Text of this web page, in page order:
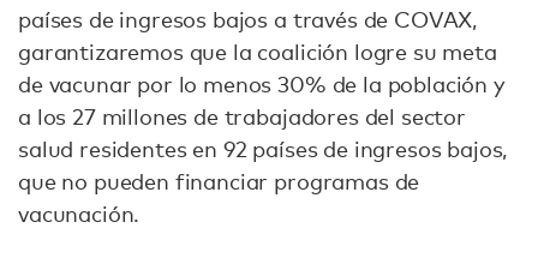
países de ingresos bajos a través de COVAX,
garantizaremos que la coalición logre su meta
de vacunar por lo menos 30% de la población y
a los 27 millones de trabajadores del sector
salud residentes en 92 países de ingresos bajos,
que no pueden financiar programas de
vacunación.